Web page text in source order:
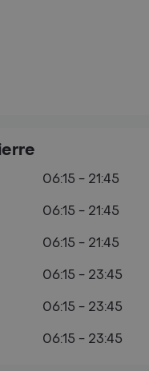
06:15 - 21:45
06:15 - 21:45
06:15 - 21:45
06:15 - 23:45
06:15 - 23:45
06:15 - 23:45